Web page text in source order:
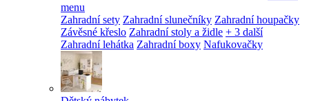
menu
Zahradní sety Zahradní slunečníky Zahradní houpačky
Závěsné křeslo Zahradní stoly a židle + 3 další
Zahradní lehátka Zahradní boxy Nafukovačky